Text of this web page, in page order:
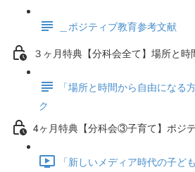
＿ポジティブ教育参考文献
３ヶ月特典【分科会全て】場所と
「場所と時間から自由になる
ク
4ヶ月特典【分科会③子育て】ポジ
「新しいメディア時代の子ど